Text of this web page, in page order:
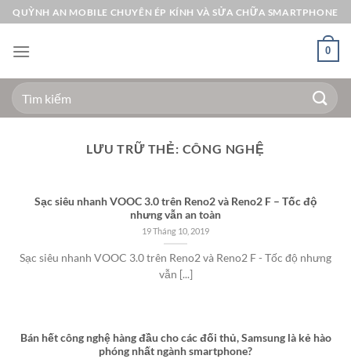
Bỏ
qua
nội
QUỲNH AN MOBILE CHUYÊN ÉP KÍNH VÀ SỬA CHỮA SMARTPHONE
0
Tìm
kiếm:
LƯU TRỮ THẺ: CÔNG NGHỆ
Sạc siêu nhanh VOOC 3.0 trên Reno2 và Reno2 F – Tốc độ
nhưng vẫn an toàn
19 Tháng 10, 2019
Sạc siêu nhanh VOOC 3.0 trên Reno2 và Reno2 F - Tốc độ nhưng
vẫn [...]
Bán hết công nghệ hàng đầu cho các đối thủ, Samsung là kẻ hào
phóng nhất ngành smartphone?